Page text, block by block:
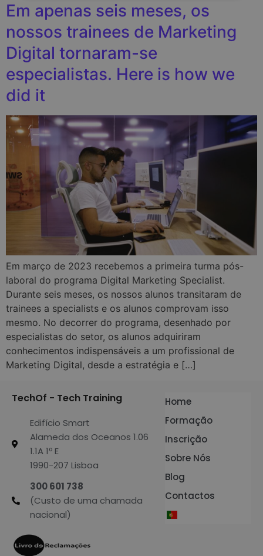
Em apenas seis meses, os
nossos trainees de Marketing
Digital tornaram-se
especialistas. Here is how we
did it
Em março de 2023 recebemos a primeira turma pós-
laboral do programa Digital Marketing Specialist.
Durante seis meses, os nossos alunos transitaram de
trainees a specialists e os alunos comprovam isso
mesmo. No decorrer do programa, desenhado por
especialistas do setor, os alunos adquiriram
conhecimentos indispensáveis a um profissional de
Marketing Digital, desde a estratégia e […]
TechOf - Tech Training
Edifício Smart
Alameda dos Oceanos 1.06
1.1A 1º E
1990-207 Lisboa
300 601 738
(Custo de uma chamada
nacional)
Home
Formação
Inscrição
Sobre Nós
Blog
Contactos